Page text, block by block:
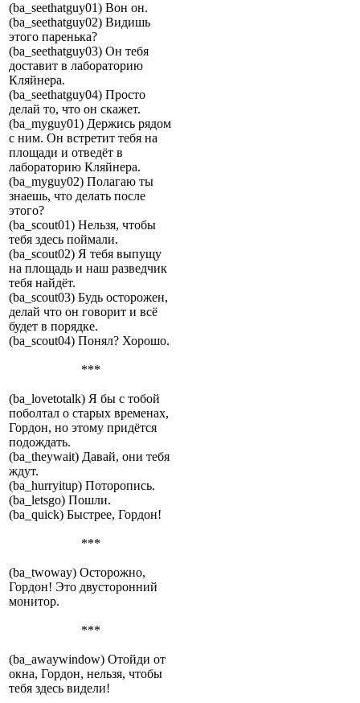
(ba_seethatguy01) Вон он.
(ba_seethatguy02) Видишь
этого паренька?
(ba_seethatguy03) Он тебя
доставит в лабораторию
Кляйнера.
(ba_seethatguy04) Просто
делай то, что он скажет.
(ba_myguy01) Держись рядом
с ним. Он встретит тебя на
площади и отведёт в
лабораторию Кляйнера.
(ba_myguy02) Полагаю ты
знаешь, что делать после
этого?
(ba_scout01) Нельзя, чтобы
тебя здесь поймали.
(ba_scout02) Я тебя выпущу
на площадь и наш разведчик
тебя найдёт.
(ba_scout03) Будь осторожен,
делай что он говорит и всё
будет в порядке.
(ba_scout04) Понял? Хорошо.
***
(ba_lovetotalk) Я бы с тобой
поболтал о старых временах,
Гордон, но этому придётся
подождать.
(ba_theywait) Давай, они тебя
ждут.
(ba_hurryitup) Поторопись.
(ba_letsgo) Пошли.
(ba_quick) Быстрее, Гордон!
***
(ba_twoway) Осторожно,
Гордон! Это двусторонний
монитор.
***
(ba_awaywindow) Отойди от
окна, Гордон, нельзя, чтобы
тебя здесь видели!